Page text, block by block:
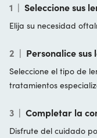
1 | Seleccione sus
Elija su necesidad
2 | Personalice sus
Seleccione el tipo de
tratamientos
3 | Completar la
Disfrute del cuidado